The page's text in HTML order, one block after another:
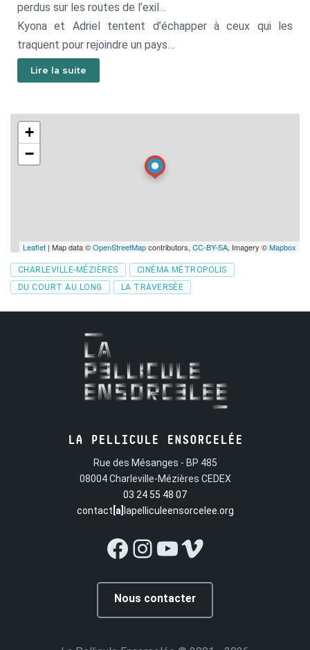
perdus sur les routes de l’exil…
Kyona et Adriel tentent d’échapper à ceux qui les
traquent pour rejoindre un pays
au régime plus clément. Au cours d’un voyage initiatique
qui les mènera de l’enfance
à la fois fantastiques
et bien réelles pour atteindre leur destination.
Lire la suite
+
−
Leaflet | Map data ©OpenStreetMapcontributors, CC-BY-SA, Imagery ©Mapbox
Tags
CHARLEVILLE-MÉZIÈRES
CINÉMA MÉTROPOLIS
DU COURT AU LONG
LA TRAVERSÉE
LA PELLICULE ENSORCELÉE
Rue des Mésanges - BP 485
08004 Charleville-Mézières CEDEX
03 24 55 48 07
contact [a] lapelliculeensorcelee.org
Facebook
Instagram
YouTube
Vimeo
Nous contacter